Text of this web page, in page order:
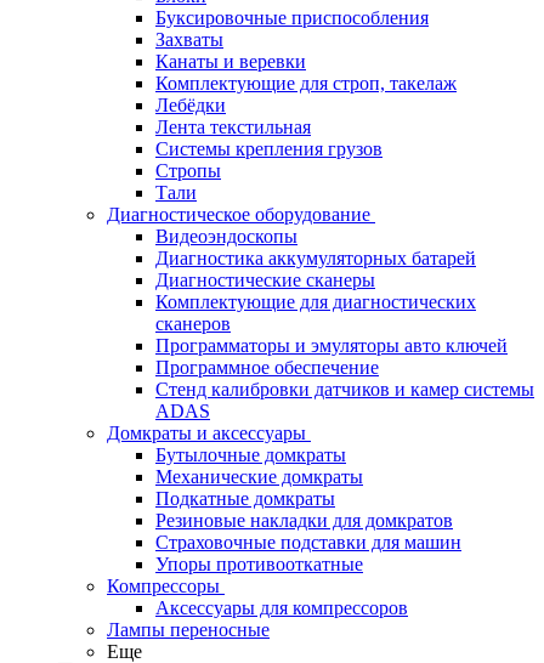
Буксировочные приспособления
Захваты
Канаты и веревки
Комплектующие для строп, такелаж
Лебёдки
Лента текстильная
Системы крепления грузов
Стропы
Тали
Диагностическое оборудование
Видеоэндоскопы
Диагностика аккумуляторных батарей
Диагностические сканеры
Комплектующие для диагностических
сканеров
Программаторы и эмуляторы авто ключей
Программное обеспечение
Стенд калибровки датчиков и камер системы
ADAS
Домкраты и аксессуары
Бутылочные домкраты
Механические домкраты
Подкатные домкраты
Резиновые накладки для домкратов
Страховочные подставки для машин
Упоры противооткатные
Компрессоры
Аксессуары для компрессоров
Лампы переносные
Еще